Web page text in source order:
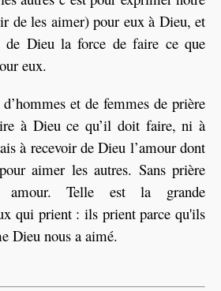
de les aimer) pour eux à Dieu, et
de Dieu la force de faire ce que
eux.
et de femmes de prière
à Dieu ce qu’il doit faire, ni à
à recevoir de Dieu l’amour dont
aimer les autres. Sans prière
amour. Telle est la grande
qui prient : ils prient parce qu'ils
Dieu nous a aimé.